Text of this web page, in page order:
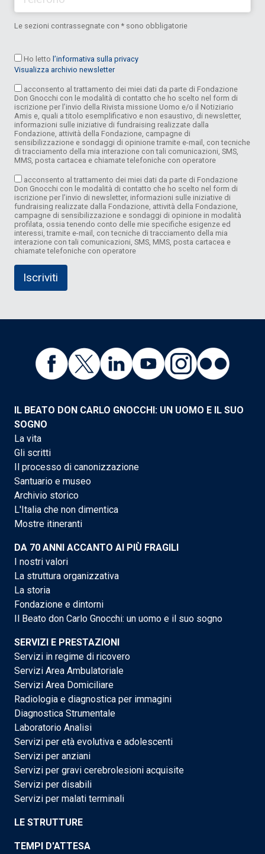
Le sezioni contrassegnate con * sono obbligatorie
Ho letto l’informativa sulla privacy
Visualizza archivio newsletter
acconsento al trattamento dei miei dati da parte di Fondazione
Don Gnocchi con le modalità di contatto che ho scelto nel form di
iscrizione per l’invio della Rivista missione Uomo e/o il Notiziario
Amis e, quali a titolo esemplificativo e non esaustivo, di newsletter,
informazioni sulle iniziative di fundraising realizzate dalla
Fondazione, attività della Fondazione, campagne di
sensibilizzazione e sondaggi di opinione tramite e-mail, con tecniche
di tracciamento della mia interazione con tali comunicazioni, SMS,
MMS, posta cartacea e chiamate telefoniche con operatore
acconsento al trattamento dei miei dati da parte di Fondazione
Don Gnocchi con le modalità di contatto che ho scelto nel form di
iscrizione per l’invio di newsletter, informazioni sulle iniziative di
fundraising realizzate dalla Fondazione, attività della Fondazione,
campagne di sensibilizzazione e sondaggi di opinione in modalità
profilata, ossia tenendo conto delle mie specifiche esigenze ed
interessi, tramite e-mail, con tecniche di tracciamento della mia
interazione con tali comunicazioni, SMS, MMS, posta cartacea e
chiamate telefoniche con operatore
IL BEATO DON CARLO GNOCCHI: UN UOMO E IL SUO
SOGNO
La vita
Gli scritti
Il processo di canonizzazione
Santuario e museo
Archivio storico
L'Italia che non dimentica
Mostre itineranti
DA 70 ANNI ACCANTO AI PIÙ FRAGILI
I nostri valori
La struttura organizzativa
La storia
Fondazione e dintorni
Il Beato don Carlo Gnocchi: un uomo e il suo sogno
SERVIZI E PRESTAZIONI
Servizi in regime di ricovero
Servizi Area Ambulatoriale
Servizi Area Domiciliare
Radiologia e diagnostica per immagini
Diagnostica Strumentale
Laboratorio Analisi
Servizi per età evolutiva e adolescenti
Servizi per anziani
Servizi per gravi cerebrolesioni acquisite
Servizi per disabili
Servizi per malati terminali
LE STRUTTURE
TEMPI D'ATTESA